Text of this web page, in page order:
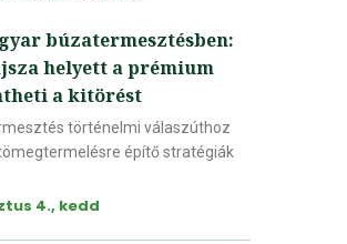
búzatermesztésben:
helyett a prémium
a kitörést
történelmi válaszúthoz
építő stratégiák
4., kedd